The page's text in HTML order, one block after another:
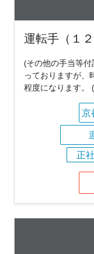
運転手（１
(その他の手当等
っておりますが、
程度になります。
京
正